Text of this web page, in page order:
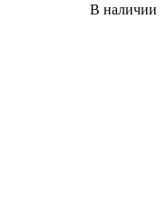
В наличии